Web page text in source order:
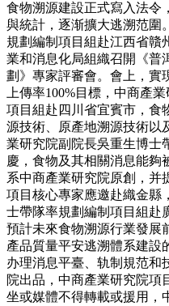
食物溯源建設正式寫入法令
與統計，逐渐擴大逃溯范圍
規劃編制項目組赴江西省贛
業和消息化局組織召開《普
劃》專家評審會。會上，實
上傳率100%目標，中商產
項目組赴四川省宜賓市，食
源技術、原產地溯源技術以
業研究院副院長吳重生博士
慶，食物及其相關消息能夠
系中商產業研究院原創，并
項目核心專家應邀赴織金縣
士帶隊率規劃編制項目組赴
預計未來食物溯源行業發展
產品質量平安逃溯體系建設
办理消息平臺、轨制規范和
院出品，中商產業研究院項
坐或媒體不得轉載或援用，